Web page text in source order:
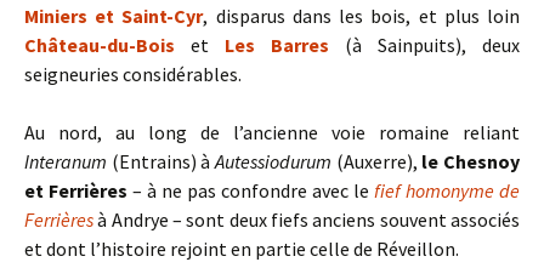
Miniers et Saint-Cyr, disparus dans les bois, et plus loin
Château-du-Bois et Les Barres (à Sainpuits), deux
seigneuries considérables.
Au nord, au long de l’ancienne voie romaine reliant
Interanum (Entrains) àAutessiodurum (Auxerre), le Chesnoy
et Ferrières – à ne pas confondre avec le fief homonyme de
Ferrièresà Andrye – sont deux fiefs anciens souvent associés
et dont l’histoire rejoint en partie celle de Réveillon.